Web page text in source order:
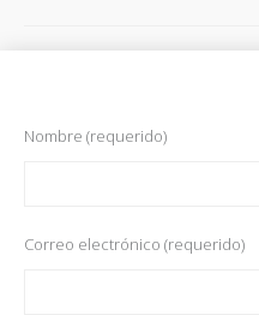
Nombre (requerido)
Correo electrónico (requerido)